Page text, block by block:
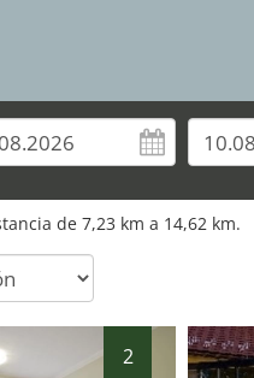
de 7,23 km a 14,62 km.
2